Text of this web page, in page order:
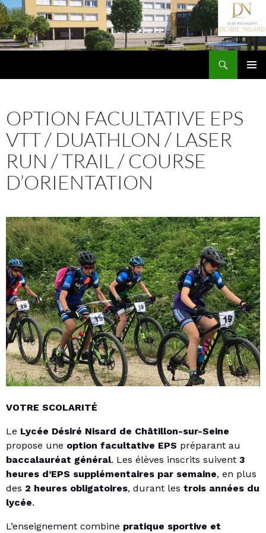
Aller
au
contenu
OPTION FACULTATIVE EPS
VTT / DUATHLON / LASER
RUN / TRAIL / COURSE
D’ORIENTATION
VOTRE SCOLARITÉ
Le Lycée Désiré Nisard de Châtillon-sur-Seine
propose une option facultative EPS préparant au
baccalauréat général. Les élèves inscrits suivent 3
heures d’EPS supplémentaires par semaine, en plus
des 2 heures obligatoires, durant les trois années du
lycée.
L’enseignement combine pratique sportive et